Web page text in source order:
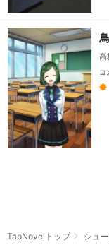
高
コ
TapNovelトップ シュ